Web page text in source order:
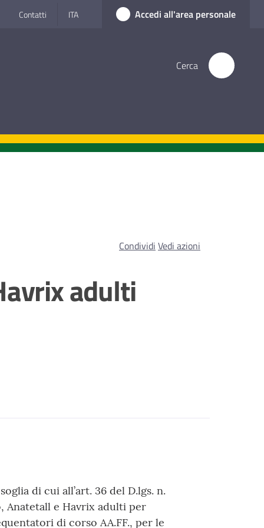
Contatti ITA Accedi all'area personale
Cerca
adulti
Condividi Vedi azioni
di cui all’art. 36 del D.lgs. n.
Anatetall e Havrix adulti per
di corso AA.FF., per le